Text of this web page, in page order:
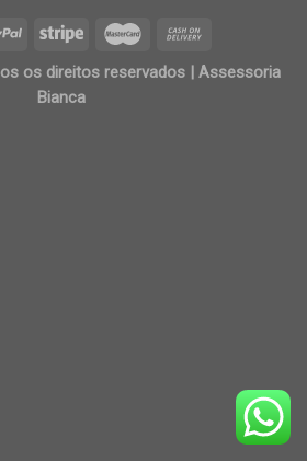
os direitos reservados | Assessoria
Bianca